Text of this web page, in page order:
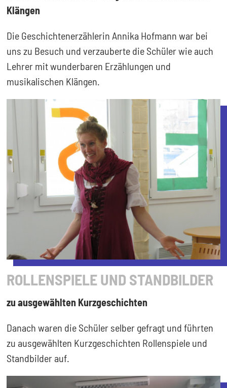
Klängen
Die Geschichtenerzählerin Annika Hofmann war bei
uns zu Besuch und verzauberte die Schüler wie auch
Lehrer mit wunderbaren Erzählungen und
musikalischen Klängen.
ROLLENSPIELE UND STANDBILDER
zu ausgewählten Kurzgeschichten
Danach waren die Schüler selber gefragt und führten
zu ausgewählten Kurzgeschichten Rollenspiele und
Standbilder auf.